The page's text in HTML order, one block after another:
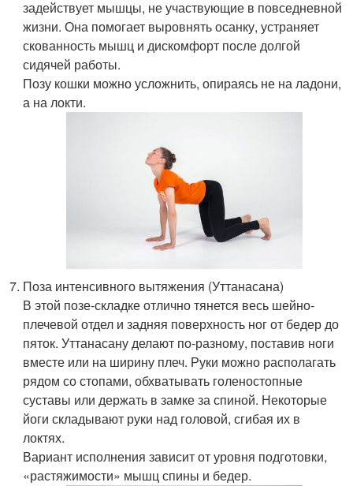
задействует мышцы, не участвующие в повседневной
жизни. Она помогает выровнять осанку, устраняет
скованность мышц и дискомфорт после долгой
сидячей работы.
Позу кошки можно усложнить, опираясь не на ладони,
а на локти.
Поза интенсивного вытяжения (Уттанасана)
В этой позе-складке отлично тянется весь шейно-
плечевой отдел и задняя поверхность ног от бедер до
пяток. Уттанасану делают по-разному, поставив ноги
вместе или на ширину плеч. Руки можно располагать
рядом со стопами, обхватывать голеностопные
суставы или держать в замке за спиной. Некоторые
йоги складывают руки над головой, сгибая их в
локтях.
Вариант исполнения зависит от уровня подготовки,
«растяжимости» мышц спины и бедер.